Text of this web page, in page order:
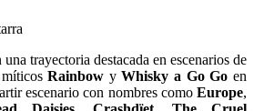
una trayectoria destacada en escenarios de
míticosRainbow yWhisky a Go Go en
escenario con nombres como Europe,